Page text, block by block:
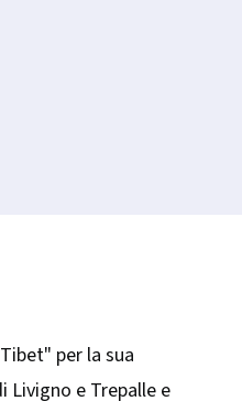
per la sua
Livigno e Trepalle e